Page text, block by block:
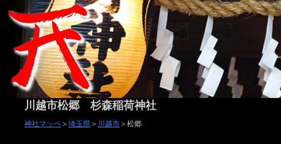
川越市松郷 杉森稲荷神社
神社マッペ ＞ 埼玉県 ＞ 川越市 ＞松郷